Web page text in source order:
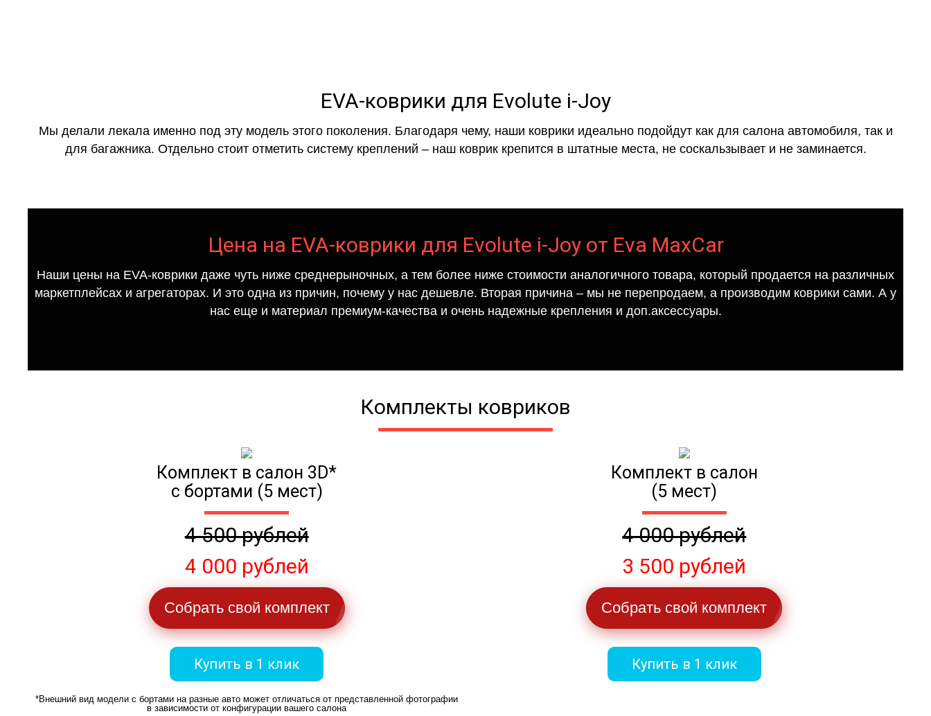
EVA-коврики для Evolute i-Joy
Мы делали лекала именно под эту модель этого поколения. Благодаря чему, наши коврики идеально подойдут как для салона автомобиля, так и
для багажника. Отдельно стоит отметить систему креплений – наш коврик крепится в штатные места, не соскальзывает и не заминается.
Цена на EVA-коврики для Evolute i-Joy от Eva MaxCar
Наши цены на EVA-коврики даже чуть ниже среднерыночных, а тем более ниже стоимости аналогичного товара, который продается на различных
маркетплейсах и агрегаторах. И это одна из причин, почему у нас дешевле. Вторая причина – мы не перепродаем, а производим коврики сами. А у
нас еще и материал премиум-качества и очень надежные крепления и доп.аксессуары.
Комплекты ковриков
Комплект в салон 3D*
с бортами (5 мест)
4 500 рублей
4 000 рублей
Собрать свой комплект
Купить в 1 клик
*Внешний вид модели с бортами на разные авто может отличаться от представленной фотографии
в зависимости от конфигурации вашего салона
Комплект в салон
(5 мест)
4 000 рублей
3 500 рублей
Собрать свой комплект
Купить в 1 клик